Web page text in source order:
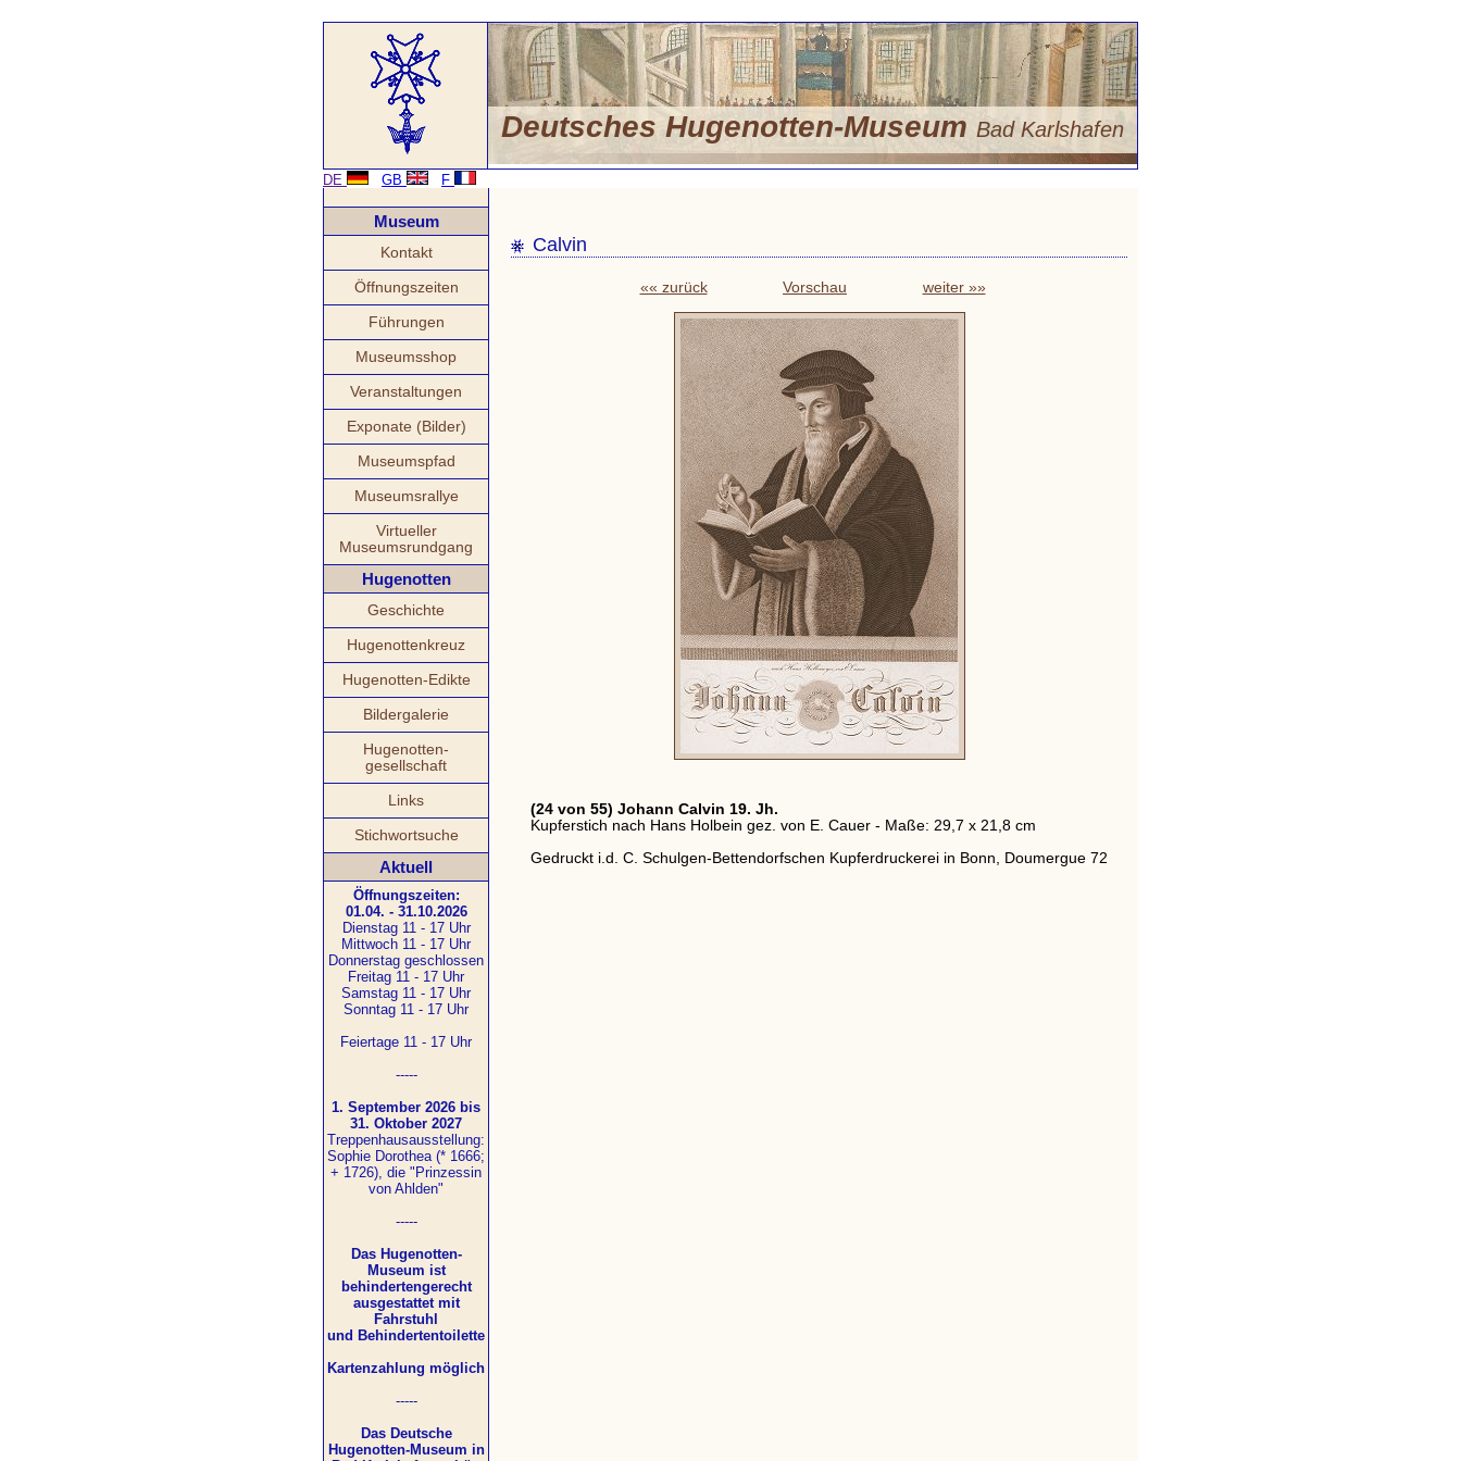
Deutsches Hugenotten-Museum Bad Karlshafen
DE GB F
Museum
Kontakt
Öffnungszeiten
Führungen
Museumsshop
Veranstaltungen
Exponate (Bilder)
Museumspfad
Museumsrallye
Virtueller
Museumsrundgang
Hugenotten
Geschichte
Hugenottenkreuz
Hugenotten-Edikte
Bildergalerie
Hugenotten-
gesellschaft
Links
Stichwortsuche
Aktuell
Öffnungszeiten:
01.04. - 31.10.2026
Dienstag 11 - 17 Uhr
Mittwoch 11 - 17 Uhr
Donnerstag geschlossen
Freitag 11 - 17 Uhr
Samstag 11 - 17 Uhr
Sonntag 11 - 17 Uhr
Feiertage 11 - 17 Uhr
-----
1. September 2026 bis
31. Oktober 2027
Treppenhausausstellung:
Sophie Dorothea (* 1666;
+ 1726), die "Prinzessin
von Ahlden"
-----
Das Hugenotten-
Museum ist
behindertengerecht
ausgestattet mit
Fahrstuhl
und Behindertentoilette
Kartenzahlung möglich
-----
Das Deutsche
Hugenotten-Museum in
Calvin
«« zurück Vorschau weiter »»
(24 von 55) Johann Calvin 19. Jh.
Kupferstich nach Hans Holbein gez. von E. Cauer - Maße: 29,7 x 21,8 cm
Gedruckt i.d. C. Schulgen-Bettendorfschen Kupferdruckerei in Bonn, Doumergue 72